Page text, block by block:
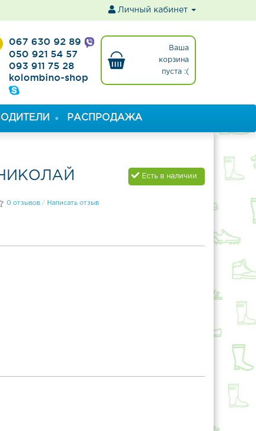
Личный кабинет
067 630 92 89
050 921 54 57
093 911 75 28
kolombino-shop
Ваша
корзина
пуста :(
РАСПРОДАЖА
Есть в наличии
0 отзывов / Написать отзыв